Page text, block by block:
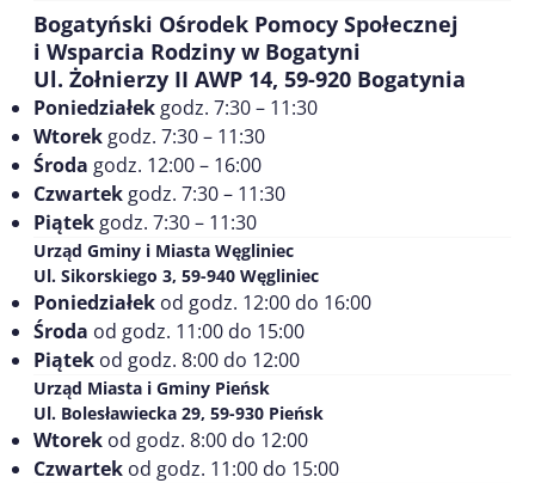
Bogatyński Ośrodek Pomocy Społecznej
i Wsparcia Rodziny w Bogatyni
Ul. Żołnierzy II AWP 14, 59-920 Bogatynia
Poniedziałek godz. 7:30 – 11:30
Wtorek godz. 7:30 – 11:30
Środa godz. 12:00 – 16:00
Czwartek godz. 7:30 – 11:30
Piątek godz. 7:30 – 11:30
Urząd Gminy i Miasta Węgliniec
Ul. Sikorskiego 3, 59-940 Węgliniec
Poniedziałek od godz. 12:00 do 16:00
Środa od godz. 11:00 do 15:00
Piątek od godz. 8:00 do 12:00
Urząd Miasta i Gminy Pieńsk
Ul. Bolesławiecka 29, 59-930 Pieńsk
Wtorek od godz. 8:00 do 12:00
Czwartek od godz. 11:00 do 15:00